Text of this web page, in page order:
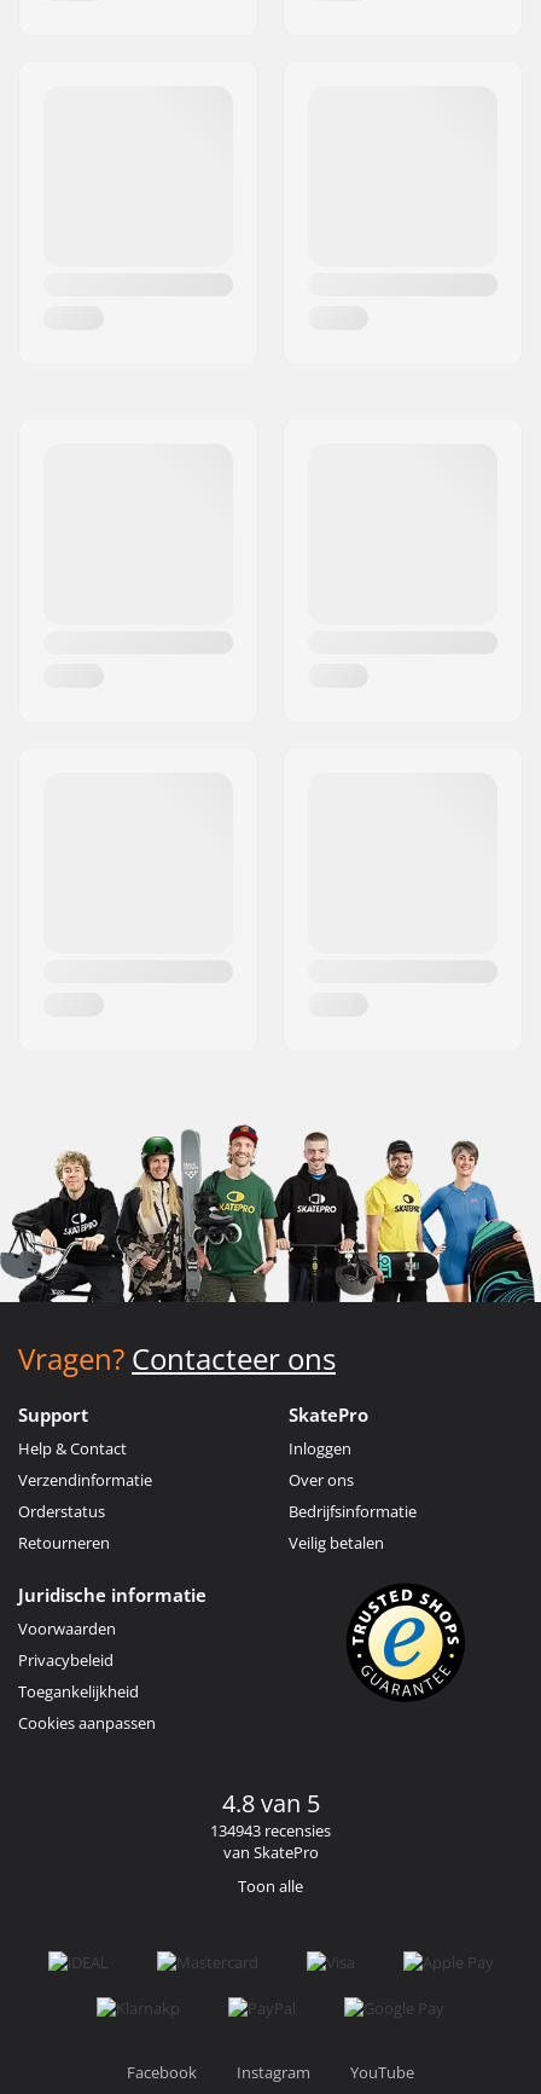
Vragen? Contacteer ons
Support
Help & Contact
Verzendinformatie
Orderstatus
Retourneren
SkatePro
Inloggen
Over ons
Bedrijfsinformatie
Veilig betalen
Juridische informatie
Voorwaarden
Privacybeleid
Toegankelijkheid
Cookies aanpassen
4.8 van 5
134943 recensies
van SkatePro
Toon alle
Facebook Instagram YouTube